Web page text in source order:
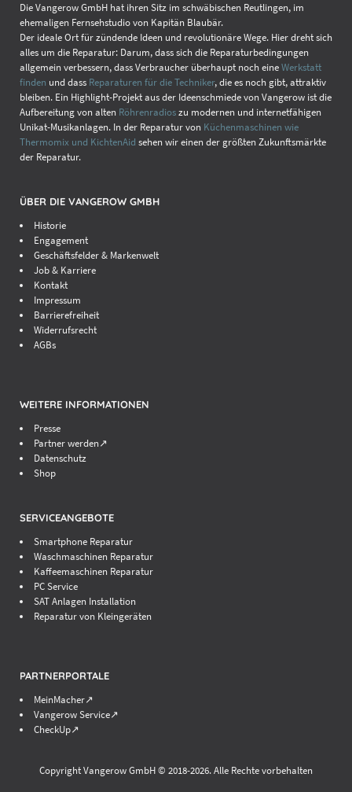
Die Vangerow GmbH hat ihren Sitz im schwäbischen Reutlingen, im
ehemaligen Fernsehstudio von Kapitän Blaubär.
Der ideale Ort für zündende Ideen und revolutionäre Wege. Hier dreht sich
alles um die Reparatur: Darum, dass sich die Reparaturbedingungen
allgemein verbessern, dass Verbraucher überhaupt noch eineWerkstatt
finden und dass Reparaturen für die Techniker, die es noch gibt, attraktiv
bleiben. Ein Highlight-Projekt aus der Ideenschmiede von Vangerow ist die
Aufbereitung von alten Röhrenradioszu modernen und internetfähigen
Unikat-Musikanlagen. In der Reparatur von Küchenmaschinen wie
Thermomix und KichtenAid sehen wir einen der größten Zukunftsmärkte
der Reparatur.
ÜBER DIE VANGEROW GMBH
Historie
Engagement
Geschäftsfelder & Markenwelt
Job & Karriere
Kontakt
Impressum
Barrierefreiheit
Widerrufsrecht
AGBs
WEITERE INFORMATIONEN
Presse
Partner werden↗
Datenschutz
Shop
SERVICEANGEBOTE
Smartphone Reparatur
Waschmaschinen Reparatur
Kaffeemaschinen Reparatur
PC Service
SAT Anlagen Installation
Reparatur von Kleingeräten
PARTNERPORTALE
MeinMacher↗
Vangerow Service↗
CheckUp↗
Copyright Vangerow GmbH © 2018-2026. Alle Rechte vorbehalten